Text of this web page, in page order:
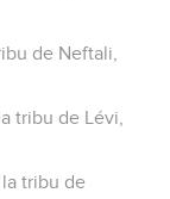
de Neftali,
tribu de Lévi,
tribu de